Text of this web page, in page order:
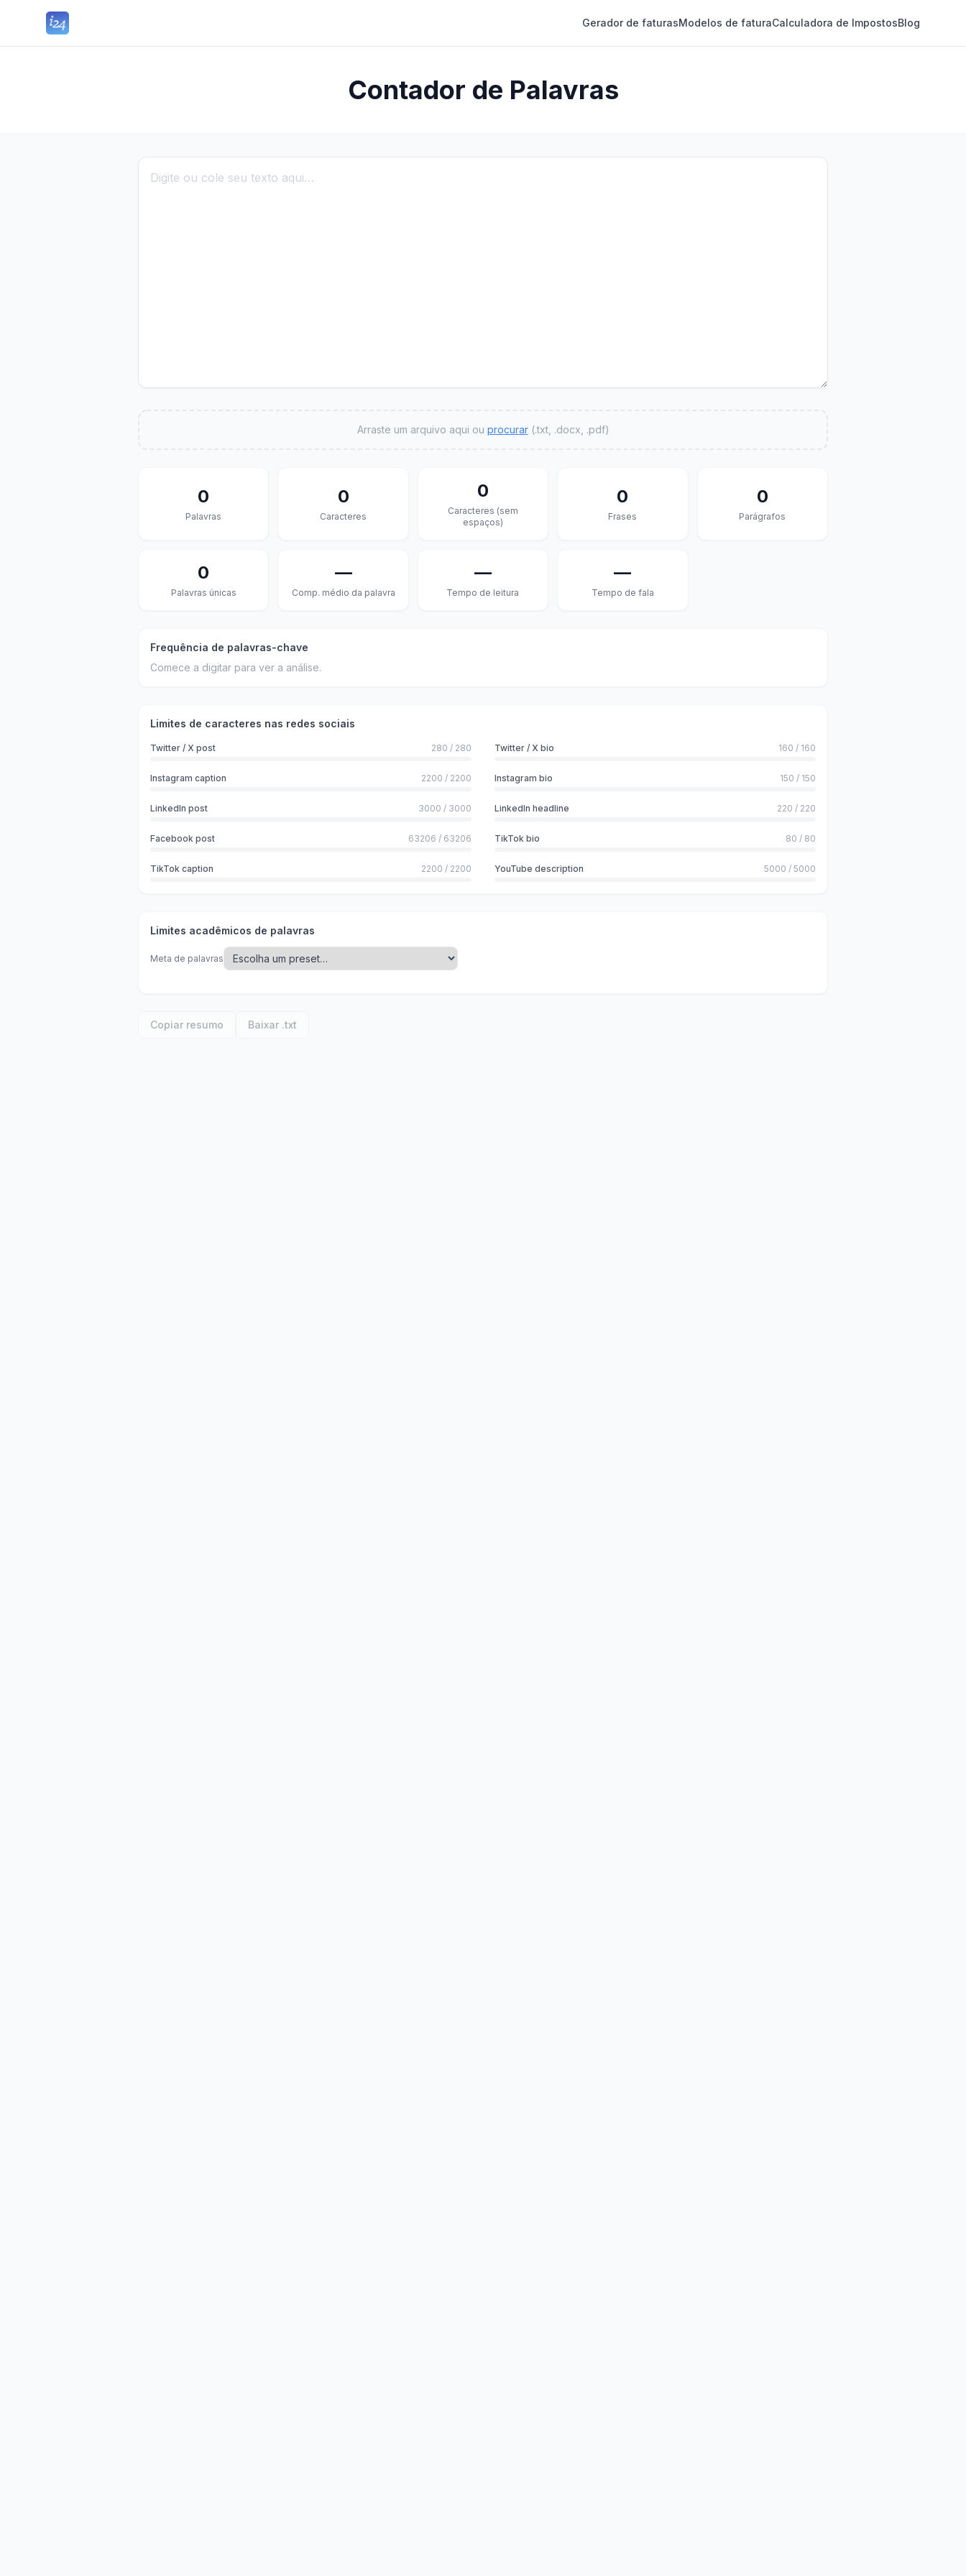
Gerador de faturasModelos de faturaCalculadora de ImpostosBlog
Contador de Palavras
Arraste um arquivo aqui ou procurar (.txt, .docx, .pdf)
0
Palavras
0
Caracteres
0
Caracteres (sem
espaços)
0
Frases
0
Parágrafos
0
Palavras únicas
—
Comp. médio da palavra
—
Tempo de leitura
—
Tempo de fala
Frequência de palavras-chave
Comece a digitar para ver a análise.
Limites de caracteres nas redes sociais
Twitter / X post 280 / 280 Twitter / X bio 160 / 160
Instagram caption 2200 / 2200 Instagram bio 150 / 150
LinkedIn post 3000 / 3000 LinkedIn headline 220 / 220
Facebook post 63206 / 63206 TikTok bio 80 / 80
TikTok caption 2200 / 2200 YouTube description 5000 / 5000
Limites acadêmicos de palavras
Meta de palavras
Copiar resumo Baixar .txt